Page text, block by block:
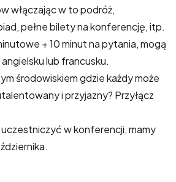
włączając w to podróż,
pełne bilety na konferencję, itp.
+ 10 minut na pytania, mogą
lub francusku.
środowiskiem gdzie każdy może
i przyjazny? Przyłącz
uczestniczyć w konferencji, mamy